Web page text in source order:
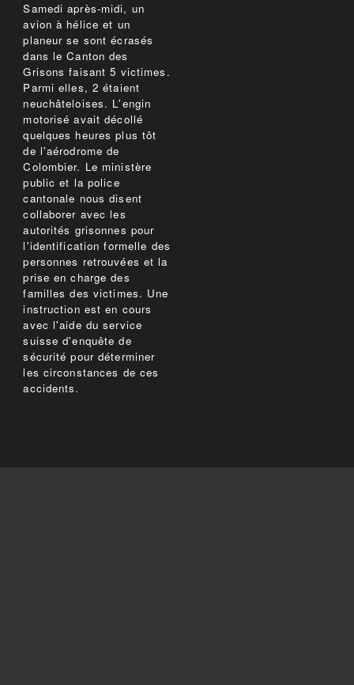
Samedi après-midi, un
avion à hélice et un
planeur se sont écrasés
dans le Canton des
Grisons faisant 5 victimes.
Parmi elles, 2 étaient
neuchâteloises. L'engin
motorisé avait décollé
quelques heures plus tôt
de l'aérodrome de
Colombier. Le ministère
public et la police
cantonale nous disent
collaborer avec les
autorités grisonnes pour
l'identification formelle des
personnes retrouvées et la
prise en charge des
familles des victimes. Une
instruction est en cours
avec l'aide du service
suisse d'enquête de
sécurité pour déterminer
les circonstances de ces
accidents.